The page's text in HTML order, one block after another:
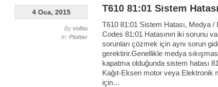
T610 81:01 Sistem
T610 81:01 Sistem Hatası, Medya /
Codes 81:01 Hatasının iki sorunu
sorunları çözmek için aynı sorun
gerektirir.Genellikle medya
kapatma olduğunda sistem hatası
Kağıt-Eksen motor veya Elektronik
için…
4 Oca, 2015
Byvolbu
In: Plotter